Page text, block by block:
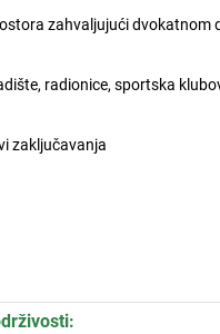
zahvaljujući dvokatnom
radionice, sportska
zaključavanja